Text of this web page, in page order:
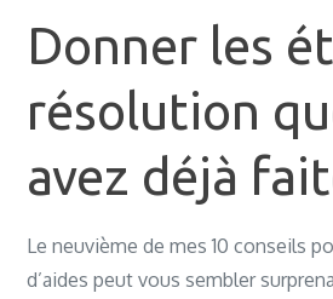
Donner les
résolution
avez déjà
Le neuvième de mes 10 conseils
d’aides peut vous sembler